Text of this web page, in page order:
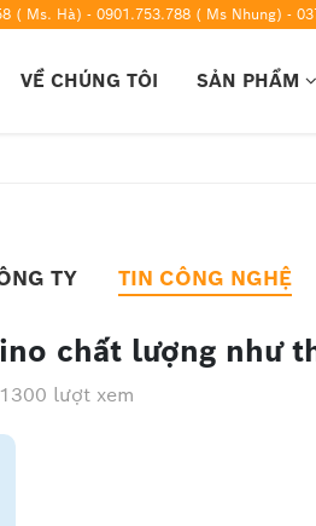
( Ms. Hà) - 0901.753.788 ( Ms Nhung) -
VỀ CHÚNG TÔI SẢN PHẨM
TY TIN CÔNG NGHỆ
chất lượng như
1300 lượt xem